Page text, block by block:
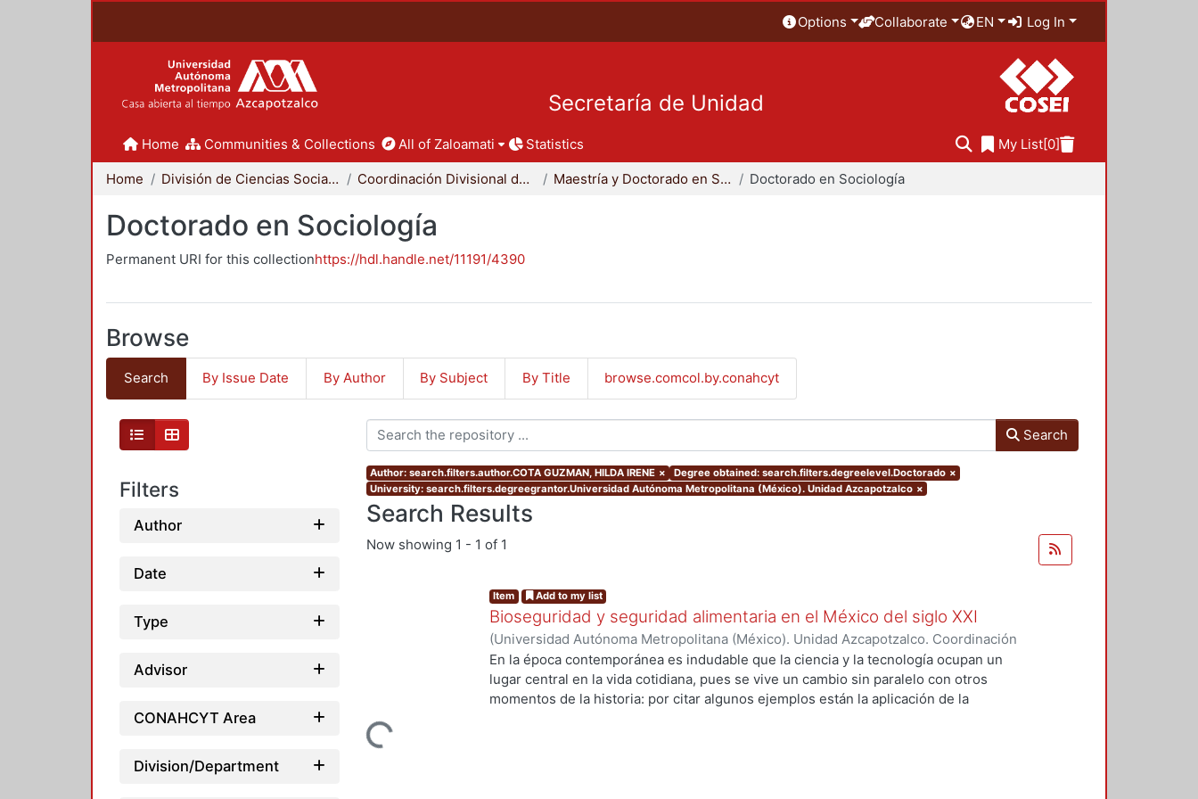
Options Collaborate EN Log In
Secretaría de Unidad
Home Communities & Collections All of Zaloamati Statistics My List[0]
Home División de Ciencias Sociales y Humanidades Coordinación Divisional de Posgrado Maestría y Doctorado en Sociología Doctorado en Sociología
Doctorado en Sociología
Permanent URI for this collectionhttps://hdl.handle.net/11191/4390
Browse
Search By Issue Date By Author By Subject By Title browse.comcol.by.conahcyt
Filters
Author
Date
Type
Advisor
CONAHCYT Area
Division/Department
Search
Author: search.filters.author.COTA GUZMAN, HILDA IRENE × Degree obtained: search.filters.degreelevel.Doctorado ×
University: search.filters.degreegrantor.Universidad Autónoma Metropolitana (México). Unidad Azcapotzalco ×
Search Results
Now showing 1 - 1 of 1
Loading...
Item Add to my list
Bioseguridad y seguridad alimentaria en el México del siglo XXI
(Universidad Autónoma Metropolitana (México). Unidad Azcapotzalco. Coordinación
de Servicios de Información.,2010-11-12)COTA GUZMAN, HILDA IRENE
En la época contemporánea es indudable que la ciencia y la tecnología ocupan un
lugar central en la vida cotidiana, pues se vive un cambio sin paralelo con otros
momentos de la historia: por citar algunos ejemplos están la aplicación de la